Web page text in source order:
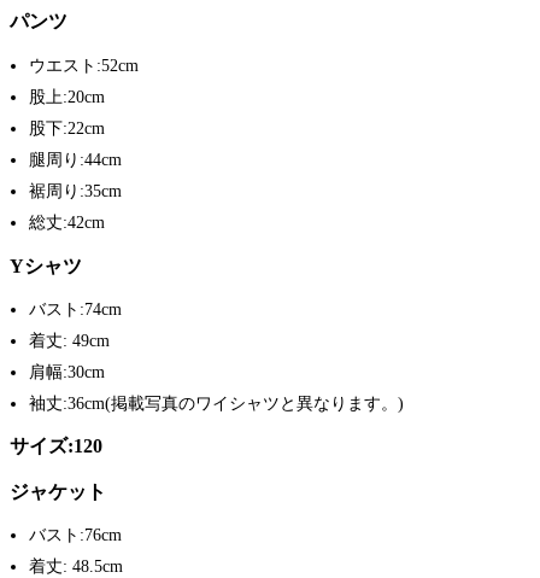
パンツ
ウエスト:52cm
股上:20cm
股下:22cm
腿周り:44cm
裾周り:35cm
総丈:42cm
Yシャツ
バスト:74cm
着丈: 49cm
肩幅:30cm
袖丈:36cm(掲載写真のワイシャツと異なります。)
サイズ:120
ジャケット
バスト:76cm
着丈: 48.5cm